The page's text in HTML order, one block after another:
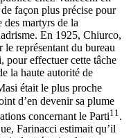
façon plus précise pour
des martyrs de la
En 1925, Chiurco,
représentant du bureau
pour effectuer cette tâche
la haute autorité de
était le plus proche
d’en devenir sa plume
concernant le Parti11 .
Farinacci estimait qu’il